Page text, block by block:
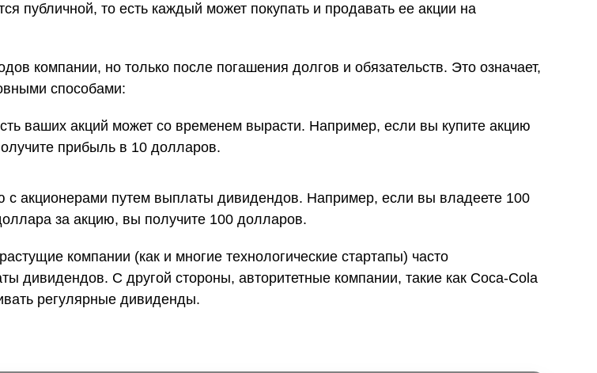
публичной, то есть каждый может покупать и продавать ее акции на
компании, но только после погашения долгов и обязательств. Это означает,
способами:
ваших акций может со временем вырасти. Например, если вы купите акцию
прибыль в 10 долларов.
с акционерами путем выплаты дивидендов. Например, если вы владеете 100
за акцию, вы получите 100 долларов.
компании (как и многие технологические стартапы) часто
дивидендов. С другой стороны, авторитетные компании, такие как Coca-Cola
регулярные дивиденды.